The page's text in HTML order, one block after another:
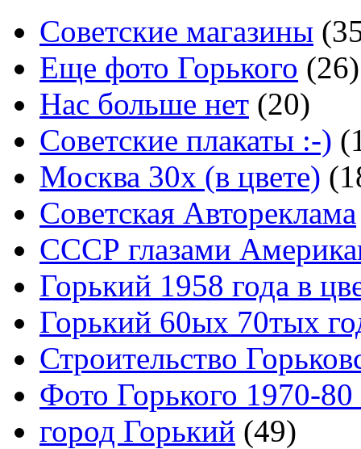
Советские магазины
Еще фото Горького (26)
Нас больше нет (20)
Советские плакаты :-)
Москва 30x (в цвете)
Советская Автореклама
СССР глазами
Горький 1958 года в
Горький 60ых 70тых
Строительство
Фото Горького 1970-80
город Горький (49)